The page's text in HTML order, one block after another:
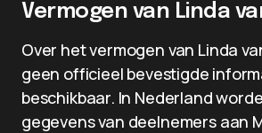
Vermogen van Linda
Over het vermogen van Linda
geen officieel bevestigde
beschikbaar. In Nederland
gegevens van deelnemers aan